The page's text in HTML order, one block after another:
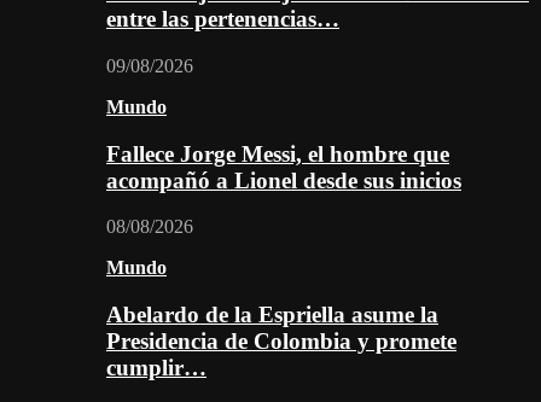
entre las pertenencias…
09/08/2026
Mundo
Fallece Jorge Messi, el hombre que
acompañó a Lionel desde sus inicios
08/08/2026
Mundo
Abelardo de la Espriella asume la
Presidencia de Colombia y promete
cumplir…